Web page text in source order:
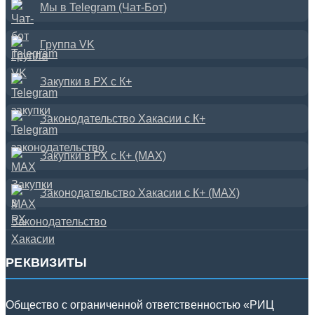
Мы в Telegram (Чат-Бот)
Группа VK
Закупки в РХ с К+
Законодательство Хакасии с К+
Закупки в РХ с К+ (MAX)
Законодательство Хакасии с К+ (MAX)
РЕКВИЗИТЫ
Общество с ограниченной ответственностью «РИЦ